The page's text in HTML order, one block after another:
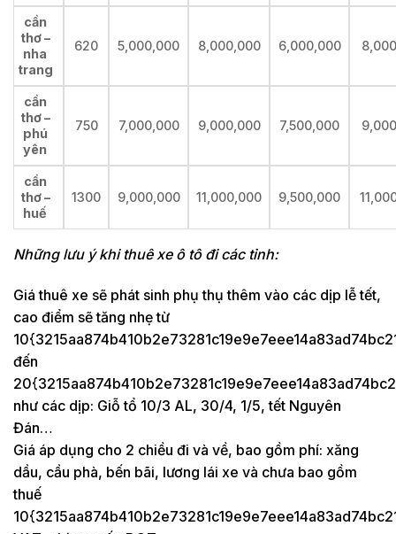
cần
thơ –
nha
trang
620 5,000,000 8,000,000 6,000,000
cần
thơ –
phú
yên
750 7,000,000 9,000,000 7,500,000
cần
thơ –
huế
1300 9,000,000 11,000,000 9,500,000
Những lưu ý khi thuê xe ô tô đi các tỉnh:
Giá thuê xe sẽ phát sinh phụ thụ thêm vào các dịp lễ tết,
cao điểm sẽ tăng nhẹ từ
đến
như các dịp: Giỗ tổ 10/3 AL, 30/4, 1/5, tết Nguyên
Đán…
Giá áp dụng cho 2 chiều đi và về, bao gồm phí: xăng
dầu, cầu phà, bến bãi, lương lái xe và chưa bao gồm
thuế